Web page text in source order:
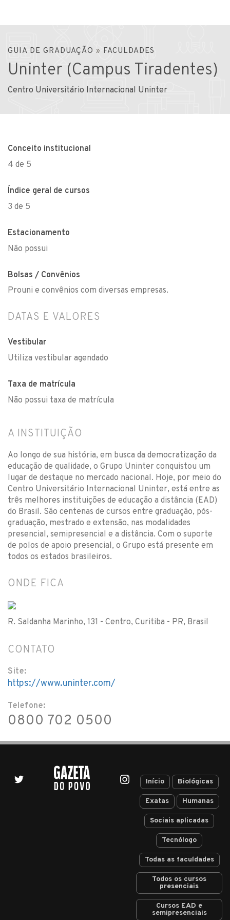
GUIA DE GRADUAÇÃO » FACULDADES
Uninter (Campus Tiradentes)
Centro Universitário Internacional Uninter
Conceito institucional
4 de 5
Índice geral de cursos
3 de 5
Estacionamento
Não possui
Bolsas / Convênios
Prouni e convênios com diversas empresas.
DATAS E VALORES
Vestibular
Utiliza vestibular agendado
Taxa de matrícula
Não possui taxa de matrícula
A INSTITUIÇÃO
Ao longo de sua história, em busca da democratização da
educação de qualidade, o Grupo Uninter conquistou um
lugar de destaque no mercado nacional. Hoje, por meio do
Centro Universitário Internacional Uninter, está entre as
três melhores instituições de educação a distância (EAD)
do Brasil. São centenas de cursos entre graduação, pós-
graduação, mestrado e extensão, nas modalidades
presencial, semipresencial e a distância. Com o suporte
de polos de apoio presencial, o Grupo está presente em
todos os estados brasileiros.
ONDE FICA
R. Saldanha Marinho, 131 - Centro, Curitiba - PR, Brasil
CONTATO
Site:
https://www.uninter.com/
Telefone:
0800 702 0500
Início Biológicas
Exatas Humanas
Sociais aplicadas
Tecnólogo
Todas as faculdades
Todos os cursos
presenciais
Cursos EAD e
semipresenciais